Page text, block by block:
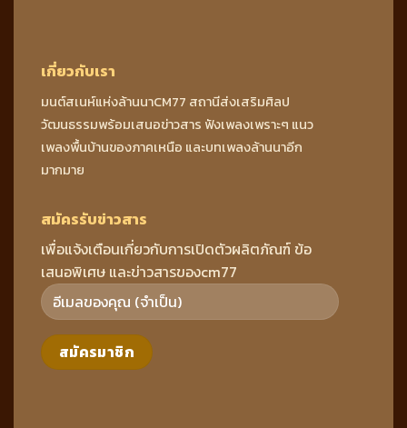
เกี่ยวกับเรา
มนต์สเนห์แห่งล้านนาCM77 สถานีส่งเสริมศิลป
วัฒนธรรมพร้อมเสนอข่าวสาร ฟังเพลงเพราะๆ แนว
เพลงพื้นบ้านของภาคเหนือ และบทเพลงล้านนาอีก
มากมาย
สมัครรับข่าวสาร
เพื่อแจ้งเตือนเกี่ยวกับการเปิดตัวผลิตภัณฑ์ ข้อ
เสนอพิเศษ และข่าวสารของcm77